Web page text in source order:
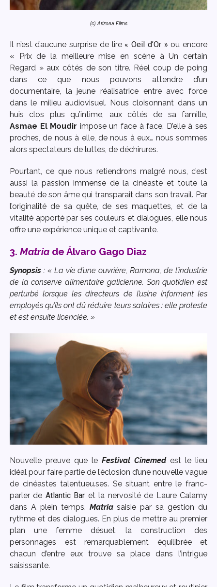
(c) Arizona Films
Il n’est d’aucune surprise de lire« Oeil d’Or » ou encore
« Prix de la meilleure mise en scène à Un certain
Regard » aux côtés de son titre. Réel coup de poing
dans ce que nous pouvons attendre d’un
documentaire, la jeune réalisatrice entre avec force
dans le milieu audiovisuel. Nous cloisonnant dans un
huis clos plus qu’intime, aux côtés de sa famille,
Asmae El Moudir impose un face à face. D’elle à ses
proches, de nous à elle, de nous à eux… nous sommes
alors spectateurs de luttes, de déchirures.
Pourtant, ce que nous retiendrons malgré nous, c’est
aussi la passion immense de la cinéaste et toute la
beauté de son âme qui transparait dans son travail. Par
l’originalité de sa quête, de ses maquettes, et de la
vitalité apporté par ses couleurs et dialogues, elle nous
offre une expérience unique et captivante.
3. Matria de Álvaro Gago Diaz
Synopsis : « La vie d’une ouvrière, Ramona, de l’industrie
de la conserve alimentaire galicienne. Son quotidien est
perturbé lorsque les directeurs de l’usine informent les
employés qu’ils ont dû réduire leurs salaires : elle proteste
et est ensuite licenciée. »
Nouvelle preuve que le Festival Cinemed est le lieu
idéal pour faire partie de l’éclosion d’une nouvelle vague
de cinéastes talentueu.ses. Se situant entre le franc-
parler de Atlantic Bar et la nervosité de Laure Calamy
dans A plein temps, Matriasaisie par sa gestion du
rythme et des dialogues. En plus de mettre au premier
plan une femme désuet, la construction des
personnages est remarquablement équilibrée et
chacun d’entre eux trouve sa place dans l’intrigue
saisissante.